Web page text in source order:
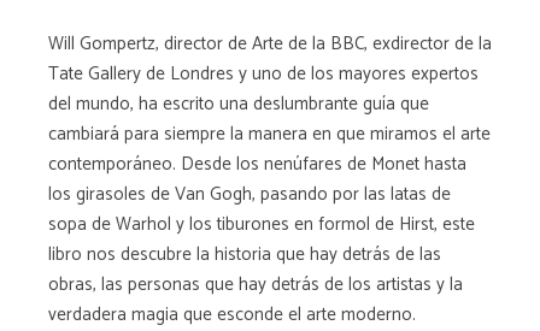
Will Gompertz, director de Arte de la BBC, exdirector de la
Tate Gallery de Londres y uno de los mayores expertos
del mundo, ha escrito una deslumbrante guía que
cambiará para siempre la manera en que miramos el arte
contemporáneo. Desde los nenúfares de Monet hasta
los girasoles de Van Gogh, pasando por las latas de
sopa de Warhol y los tiburones en formol de Hirst, este
libro nos descubre la historia que hay detrás de las
obras, las personas que hay detrás de los artistas y la
verdadera magia que esconde el arte moderno.